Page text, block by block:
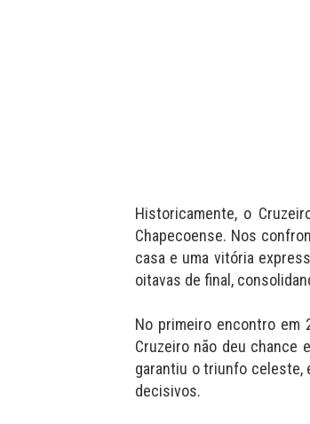
Historicamente, o
Chapecoense. Nos
casa e uma vitória
oitavas de final,
No primeiro encontro em
Cruzeiro não deu chance
garantiu o triunfo celeste,
decisivos.